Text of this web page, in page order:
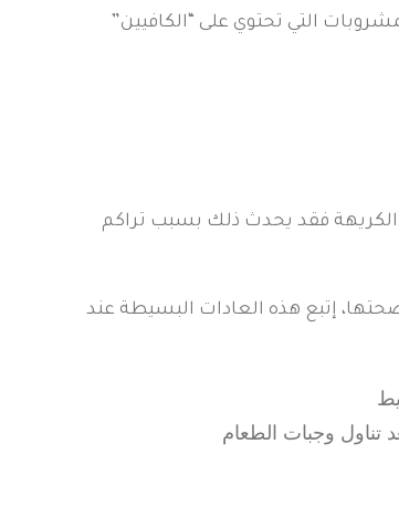
التي تحتوي على “الكافيين”
الكريهة فقد يحدث ذلك بسبب تراكم
إتبع هذه العادات البسيطة عند
تناول وجبات الطعام